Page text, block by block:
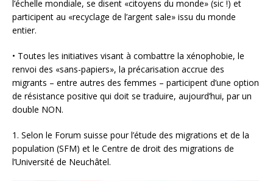
l’échelle mondiale, se disent «citoyens du monde» (sic !) et
participent au «recyclage de l’argent sale» issu du monde
entier.
• Toutes les initiatives visant à combattre la xénophobie, le
renvoi des «sans-papiers», la précarisation accrue des
migrants – entre autres des femmes – participent d’une option
de résistance positive qui doit se traduire, aujourd’hui, par un
double NON.
1. Selon le Forum suisse pour l’étude des migrations et de la
population (SFM) et le Centre de droit des migrations de
l’Université de Neuchâtel.